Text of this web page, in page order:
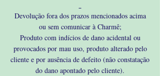
Devolução fora dos prazos mencionados acima
ou sem comunicar à Charmê;
Produto com indícios de dano acidental ou
provocados por mau uso, produto alterado pelo
cliente e por ausência de defeito (não constatação
do dano apontado pelo cliente).